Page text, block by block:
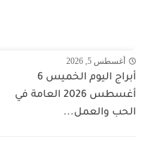
أغسطس 5, 2026
أبراج اليوم الخميس 6
أغسطس 2026 العامة في
الحب والعمل...